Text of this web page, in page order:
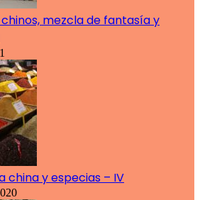
mezcla de fantasía y
china y especias – IV